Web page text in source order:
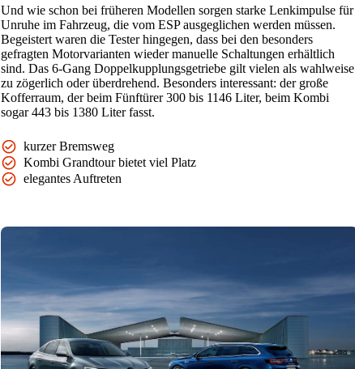
Und wie schon bei früheren Modellen sorgen starke Lenkimpulse für
Unruhe im Fahrzeug, die vom ESP ausgeglichen werden müssen.
Begeistert waren die Tester hingegen, dass bei den besonders
gefragten Motorvarianten wieder manuelle Schaltungen erhältlich
sind. Das 6-Gang Doppelkupplungsgetriebe gilt vielen als wahlweise
zu zögerlich oder überdrehend. Besonders interessant: der große
Kofferraum, der beim Fünftürer 300 bis 1146 Liter, beim Kombi
sogar 443 bis 1380 Liter fasst.
kurzer Bremsweg
Kombi Grandtour bietet viel Platz
elegantes Auftreten